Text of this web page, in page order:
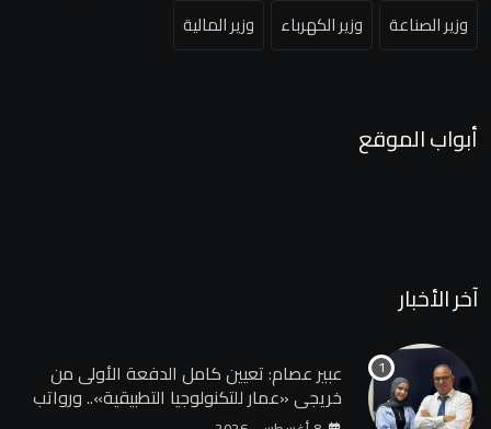
وزير الصناعة
وزير الكهرباء وزير المالية
أبواب الموقع
آخر الأخبار
عبير عصام: تعيين كامل الدفعة الأولى من
خريجي «عمار للتكنولوجيا التطبيقية».. ورواتب
تصل إلى 13 ألف جنيه